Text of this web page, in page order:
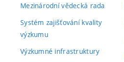
Mezinárodní vědecká rada
Systém zajišťování kvality
výzkumu
Výzkumné infrastruktury